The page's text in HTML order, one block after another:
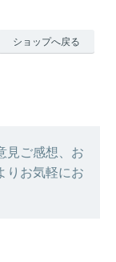
ショップへ戻る
見ご感想、お
りお気軽にお